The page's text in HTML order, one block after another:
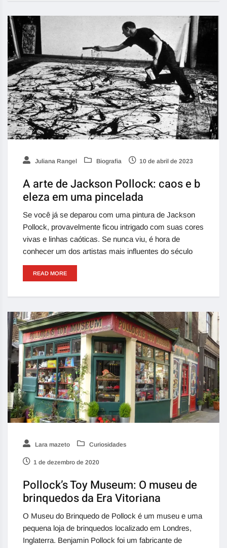
Juliana Rangel Biografia 10 de abril de 2023
A arte de Jackson Pollock: caos e b
eleza em uma pincelada
Se você já se deparou com uma pintura de Jackson
Pollock, provavelmente ficou intrigado com suas cores
vivas e linhas caóticas. Se nunca viu, é hora de
conhecer um dos artistas mais influentes do século
READ MORE
Lara mazeto Curiosidades
1 de dezembro de 2020
Pollock’s Toy Museum: O museu de
brinquedos da Era Vitoriana
O Museu do Brinquedo de Pollock é um museu e uma
pequena loja de brinquedos localizado em Londres,
Inglaterra. Benjamin Pollock foi um fabricante de